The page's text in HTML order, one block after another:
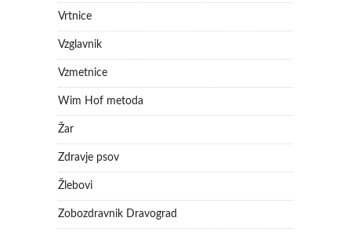
Vrtnice
Vzglavnik
Vzmetnice
Wim Hof metoda
Žar
Zdravje psov
Žlebovi
Zobozdravnik Dravograd